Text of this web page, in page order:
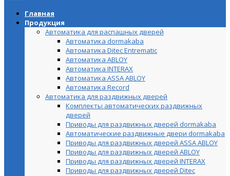
Главная
Продукция
Автоматика для распашных дверей
Автоматика dormakaba
Автоматика Ditec Entrematic
Автоматика ABLOY
Автоматика INTERAX
Автоматика ASSA ABLOY
Автоматика Record
Автоматика для раздвижных дверей
Комплекты автоматических раздвижных
дверей
Приводы для раздвижных дверей dormakaba
Автоматические раздвижные двери dormakaba
Приводы для раздвижных дверей ASSA ABLOY
Приводы для раздвижных дверей ABLOY
Приводы для раздвижных дверей INTERAX
Приводы для раздвижных дверей Ditec